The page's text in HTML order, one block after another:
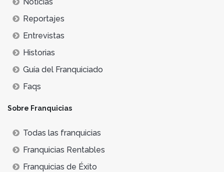
Reportajes
Entrevistas
Historias
Guía del Franquiciado
Faqs
Sobre Franquicias
Todas las franquicias
Franquicias Rentables
Franquicias de Éxito